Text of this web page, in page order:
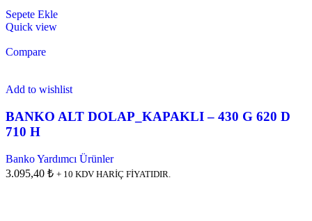
Sepete Ekle
Quick view
Compare
Add to wishlist
BANKO ALT DOLAP_KAPAKLI – 430 G 620 D
710 H
Banko Yardımcı Ürünler
3.095,40 ₺ + 10 KDV HARİÇ FİYATIDIR.